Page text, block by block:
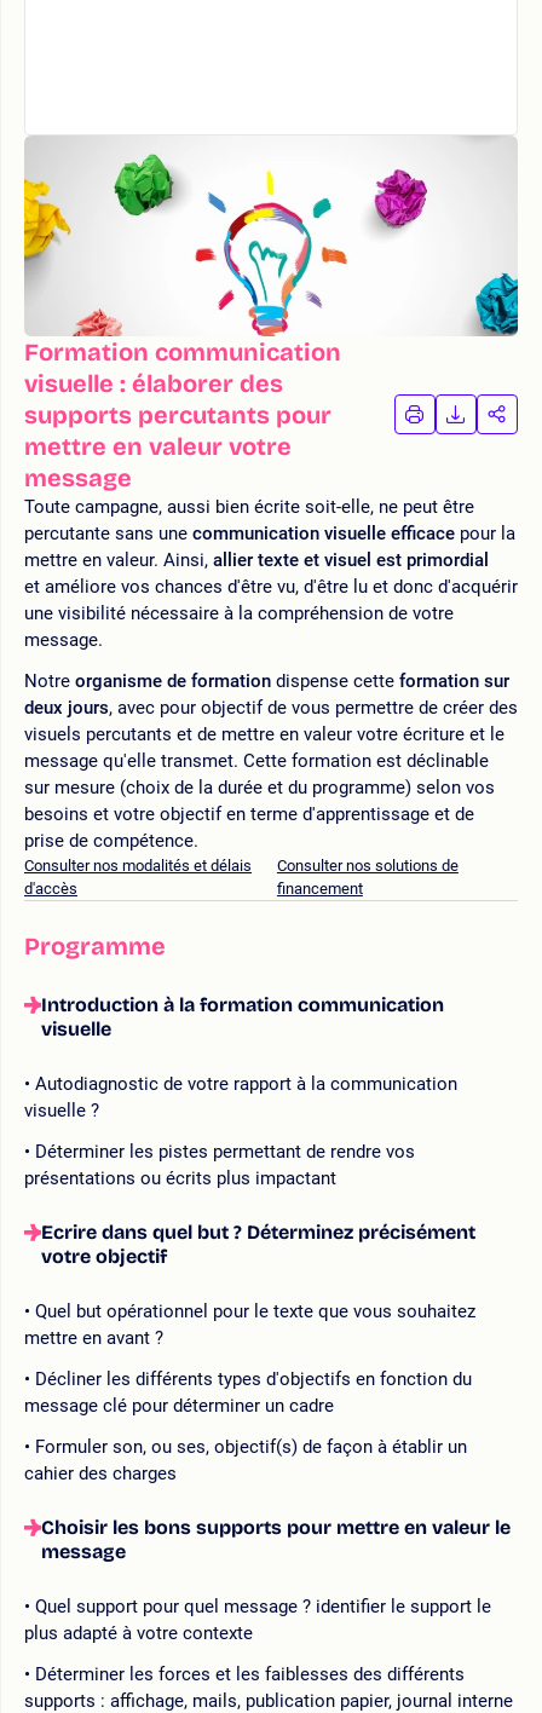
Formation communication
visuelle : élaborer des
supports percutants pour
mettre en valeur votre
message
IMPRIMER
LA
LA
Toute campagne, aussi bien écrite soit-elle, ne peut être
percutante sans une communication visuelle efficace pour la
mettre en valeur. Ainsi, allier texte et visuel est primordial
et améliore vos chances d'être vu, d'être lu et donc d'acquérir
une visibilité nécessaire à la compréhension de votre
message.
Notre organisme de formation dispense cette formation sur
deux jours, avec pour objectif de vous permettre de créer des
visuels percutants et de mettre en valeur votre écriture et le
message qu'elle transmet. Cette formation est déclinable
sur mesure (choix de la durée et du programme) selon vos
besoins et votre objectif en terme d'apprentissage et de
prise de compétence.
Consulter nos modalités et délais
d'accès
Consulter nos solutions de
financement
Programme
Introduction à la formation communication
visuelle
Autodiagnostic de votre rapport à la communication
visuelle ?
Déterminer les pistes permettant de rendre vos
présentations ou écrits plus impactant
Ecrire dans quel but ? Déterminez précisément
votre objectif
Quel but opérationnel pour le texte que vous souhaitez
mettre en avant ?
Décliner les différents types d'objectifs en fonction du
message clé pour déterminer un cadre
Formuler son, ou ses, objectif(s) de façon à établir un
cahier des charges
Choisir les bons supports pour mettre en valeur le
message
Quel support pour quel message ? identifier le support le
plus adapté à votre contexte
Déterminer les forces et les faiblesses des différents
supports : affichage, mails, publication papier, journal interne